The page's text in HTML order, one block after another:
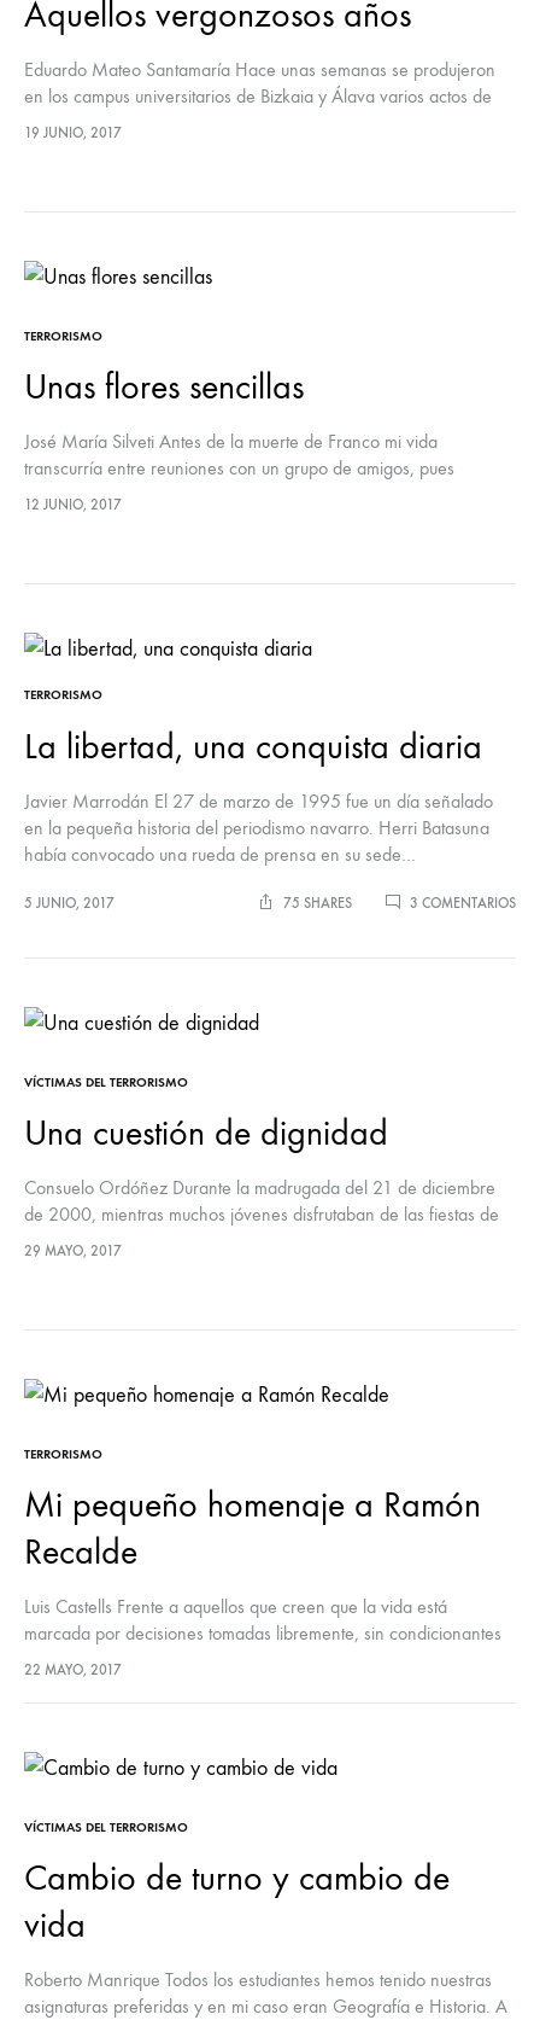
Aquellos vergonzosos años
Eduardo Mateo Santamaría Hace unas semanas se produjeron
en los campus universitarios de Bizkaia y Álava varios actos de
“kale borroka” que a algunos nos hicieron recordar viejos
19 JUNIO, 2017
TERRORISMO
Unas flores sencillas
José María Silveti Antes de la muerte de Franco mi vida
transcurría entre reuniones con un grupo de amigos, pues
veíamos que tenía que llegar el cambio, y más después…
12 JUNIO, 2017
TERRORISMO
La libertad, una conquista diaria
Javier Marrodán El 27 de marzo de 1995 fue un día señalado
en la pequeña historia del periodismo navarro. Herri Batasuna
había convocado una rueda de prensa en su sede…
5 JUNIO, 2017 75 SHARES 3 COMENTARIOSEN
VÍCTIMAS DEL TERRORISMO
Una cuestión de dignidad
Consuelo Ordóñez Durante la madrugada del 21 de diciembre
de 2000, mientras muchos jóvenes disfrutaban de las fiestas de
Santo Tomás, otros se dedicaron a empapelar San Sebastián con
29 MAYO, 2017
TERRORISMO
Mi pequeño homenaje a Ramón
Recalde
Luis Castells Frente a aquellos que creen que la vida está
marcada por decisiones tomadas libremente, sin condicionantes
externos, uno piensa que, por el contrario, el azar, las
22 MAYO, 2017
VÍCTIMAS DEL TERRORISMO
Cambio de turno y cambio de
vida
Roberto Manrique Todos los estudiantes hemos tenido nuestras
asignaturas preferidas y en mi caso eran Geografía e Historia. A